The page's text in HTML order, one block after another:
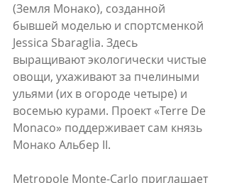
(Земля Монако), созданной
бывшей моделью и спортсменкой
Jessica Sbaraglia. Здесь
выращивают экологически чистые
овощи, ухаживают за пчелиными
ульями (их в огороде четыре) и
восемью курами. Проект «Terre De
Monaco» поддерживает сам князь
Монако Альбер II.
Metropole Monte-Carlo приглашает